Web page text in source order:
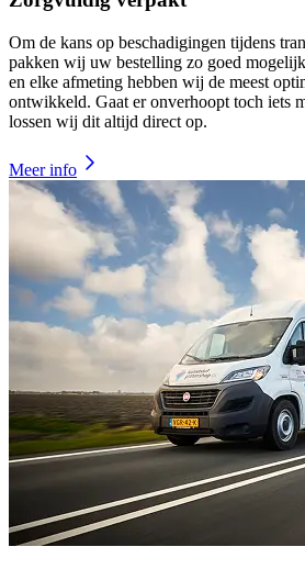
Om de kans op beschadigingen tijdens
pakken wij uw bestelling zo goed
en elke afmeting hebben wij de meest
ontwikkeld. Gaat er onverhoopt toch iets
lossen wij dit altijd direct op.
Meer info